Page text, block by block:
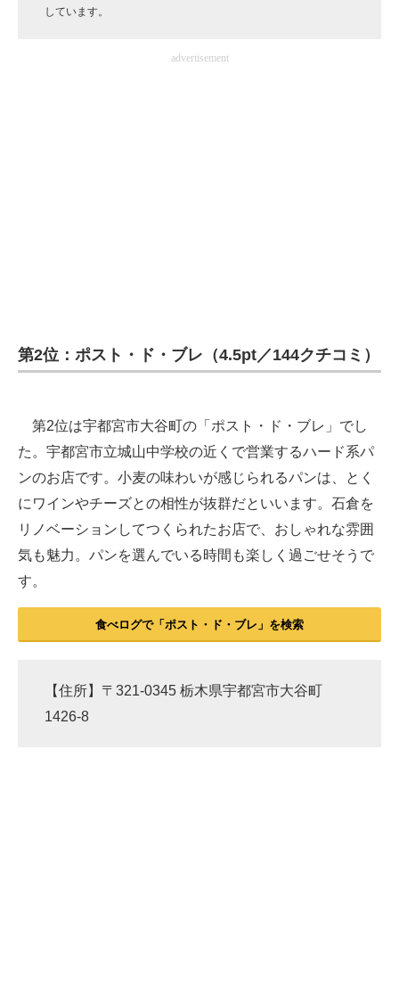
しています。
advertisement
第2位：ポスト・ド・ブレ（4.5pt／144クチコミ）
第2位は宇都宮市大谷町の「ポスト・ド・ブレ」でし
た。宇都宮市立城山中学校の近くで営業するハード系パ
ンのお店です。小麦の味わいが感じられるパンは、とく
にワインやチーズとの相性が抜群だといいます。石倉を
リノベーションしてつくられたお店で、おしゃれな雰囲
気も魅力。パンを選んでいる時間も楽しく過ごせそうで
す。
食べログで「ポスト・ド・ブレ」を検索
【住所】〒321-0345 栃木県宇都宮市大谷町
1426-8